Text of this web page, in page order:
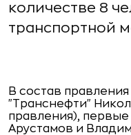
количестве 8
транспортной
В состав
"Транснефти"
правления),
Арустамов и